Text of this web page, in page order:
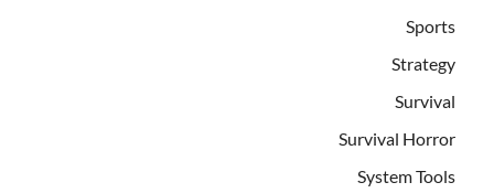
Sports
Strategy
Survival
Survival Horror
System Tools